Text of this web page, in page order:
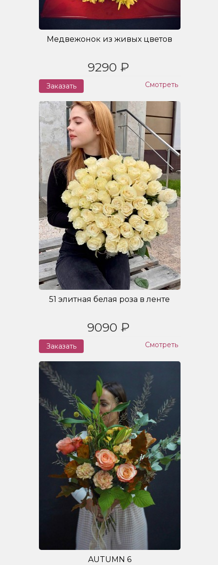
Медвежонок из живых цветов
9290 ₽
Заказать Смотреть
51 элитная белая роза в ленте
9090 ₽
Заказать Смотреть
AUTUMN 6